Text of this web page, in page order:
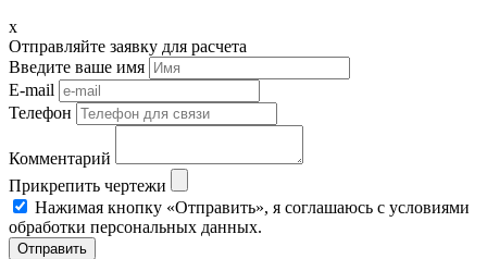
x
Отправляйте заявку для расчета
Введите ваше имя
E-mail
Телефон
Комментарий
Прикрепить чертежи
Нажимая кнопку «Отправить», я соглашаюсь с условиями
обработки персональных данных.
Отправить